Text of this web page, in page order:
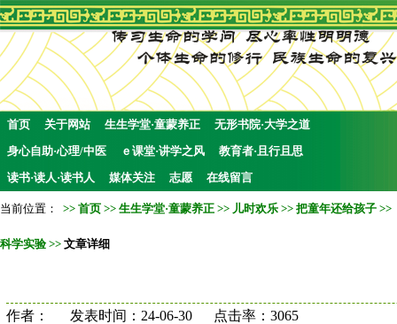
首页 关于网站 生生学堂·童蒙养正
无形书院·大学之道
身心自助·心理/中医
ｅ课堂·讲学之风
教育者·且行且思
读书·读人·读书人
媒体关注 志愿 在线留言
当前位置： >> 首页 >> 生生学堂·童蒙养正 >> 儿时欢乐 >> 把童年还给孩子 >>
科学实验>> 文章详细
作者： 发表时间：24-06-30 点击率：3065